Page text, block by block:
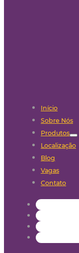
Início
Sobre Nós
Produtos
Localização
Blog
Vagas
Contato